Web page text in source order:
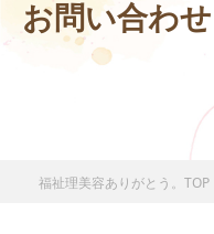
お問い合わせ
福祉理美容ありがとう。TOP